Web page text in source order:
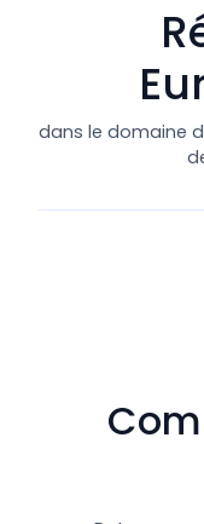
dans le domaine